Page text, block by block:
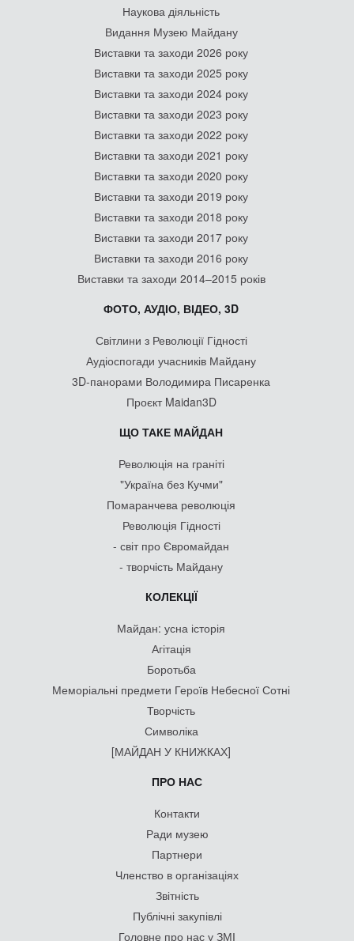
Наукова діяльність
Видання Музею Майдану
Виставки та заходи 2026 року
Виставки та заходи 2025 року
Виставки та заходи 2024 року
Виставки та заходи 2023 року
Виставки та заходи 2022 року
Виставки та заходи 2021 року
Виставки та заходи 2020 року
Виставки та заходи 2019 року
Виставки та заходи 2018 року
Виставки та заходи 2017 року
Виставки та заходи 2016 року
Виставки та заходи 2014–2015 років
ФОТО, АУДІО, ВІДЕО, 3D
Світлини з Революції Гідності
Аудіоспогади учасників Майдану
3D-панорами Володимира Писаренка
Проєкт Maidan3D
ЩО ТАКЕ МАЙДАН
Революція на граніті
"Україна без Кучми"
Помаранчева революція
Революція Гідності
- світ про Євромайдан
- творчість Майдану
КОЛЕКЦІЇ
Майдан: усна історія
Агітація
Боротьба
Меморіальні предмети Героїв Небесної Сотні
Творчість
Символіка
[МАЙДАН У КНИЖКАХ]
ПРО НАС
Контакти
Ради музею
Партнери
Членство в організаціях
Звітність
Публічні закупівлі
Головне про нас у ЗМІ